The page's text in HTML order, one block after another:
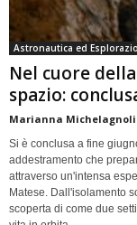
Astronautica ed
Nel cuore
spazio:
Marianna Michelagnoli
Si è conclusa a fine
addestramento che
attraverso un'intensa
Matese. Dall'isolamento
scoperta di come due